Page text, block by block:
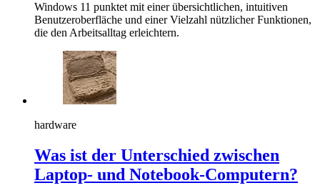
Windows 11 punktet mit einer übersichtlichen, intuitiven
Benutzeroberfläche und einer Vielzahl nützlicher Funktionen,
die den Arbeitsalltag erleichtern.
hardware
Was ist der Unterschied zwischen
Laptop- und Notebook-Computern?